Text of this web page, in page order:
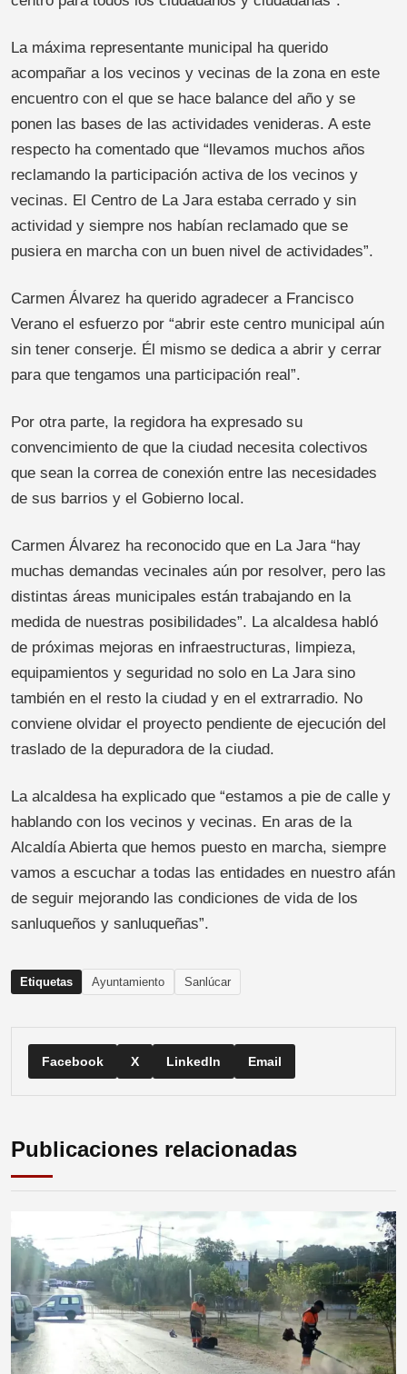
La máxima representante municipal ha querido
acompañar a los vecinos y vecinas de la zona en este
encuentro con el que se hace balance del año y se
ponen las bases de las actividades venideras. A este
respecto ha comentado que “llevamos muchos años
reclamando la participación activa de los vecinos y
vecinas. El Centro de La Jara estaba cerrado y sin
actividad y siempre nos habían reclamado que se
pusiera en marcha con un buen nivel de actividades”.
Carmen Álvarez ha querido agradecer a Francisco
Verano el esfuerzo por “abrir este centro municipal aún
sin tener conserje. Él mismo se dedica a abrir y cerrar
para que tengamos una participación real”.
Por otra parte, la regidora ha expresado su
convencimiento de que la ciudad necesita colectivos
que sean la correa de conexión entre las necesidades
de sus barrios y el Gobierno local.
Carmen Álvarez ha reconocido que en La Jara “hay
muchas demandas vecinales aún por resolver, pero las
distintas áreas municipales están trabajando en la
medida de nuestras posibilidades”. La alcaldesa habló
de próximas mejoras en infraestructuras, limpieza,
equipamientos y seguridad no solo en La Jara sino
también en el resto la ciudad y en el extrarradio. No
conviene olvidar el proyecto pendiente de ejecución del
traslado de la depuradora de la ciudad.
La alcaldesa ha explicado que “estamos a pie de calle y
hablando con los vecinos y vecinas. En aras de la
Alcaldía Abierta que hemos puesto en marcha, siempre
vamos a escuchar a todas las entidades en nuestro afán
de seguir mejorando las condiciones de vida de los
sanluqueños y sanluqueñas”.
Etiquetas Ayuntamiento Sanlúcar
Facebook X LinkedIn Email
Publicaciones relacionadas